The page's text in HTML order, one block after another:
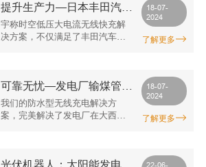
有效地消除了这些障碍。该方案
旨在通过预设位置的嵌入式或表
面贴合式充电，允许机器人在执
行搬运和装配任务时进行即时自
提升生产力—日本丰田汽车
生产车间叉车无线快充应用
宇称时空低压大电流无线快充解
决方案，不仅满足了丰田汽车生
线充电领域的卓越技术实力和解
决方案的优越性。未来，我们将
继续致力于为更多客户提供高
效、安全、可靠的无线充电解决
18-07-
2024
了解更多
可靠无忧—发电厂输煤管廊
巡检机器人无线充电项目
我们的防水型无线充电解决方
案，完美解决了发电厂在大西北
得巡检机器人能够在极端环境下
18-07-
2024
了解更多